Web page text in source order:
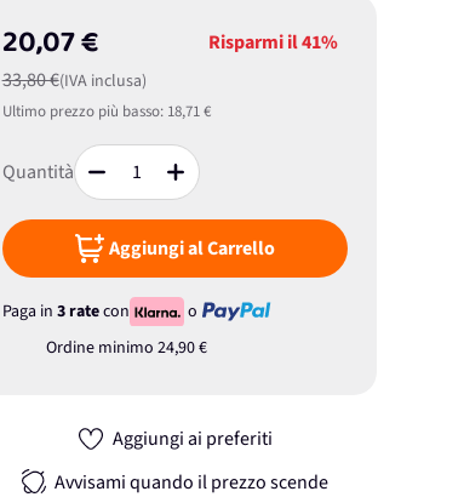
20,07 €
33,80 €(IVA inclusa)
Risparmi il41%
Ultimo prezzo più basso: 18,71 €
Quantità
Aggiungi al Carrello
Paga in 3 ratecon
o
Ordine minimo 24,90 €
Aggiungi ai preferiti
Avvisami quando il prezzo scende